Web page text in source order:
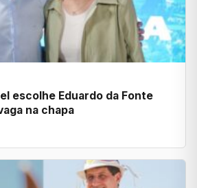
escolhe Eduardo da Fonte
na chapa